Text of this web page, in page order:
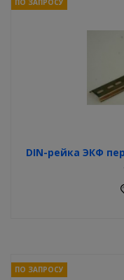
DIN-рейка ЭКФ
ПО ЗАПРОСУ
ПО ЗАПРОСУ